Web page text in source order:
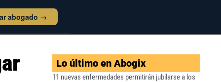
abogado →
Lo último en Abogix
11 nuevas enfermedades permitirán jubilarse a los